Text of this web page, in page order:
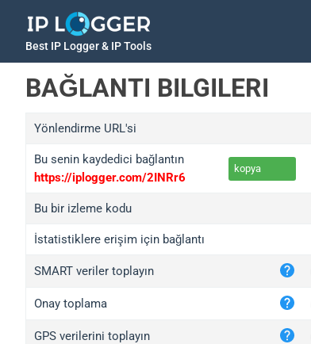
Best IP Logger & IP Tools
BAĞLANTI BILGILERI
Yönlendirme URL'si
Bu senin kaydedici bağlantın
https://iplogger.com/2INRr6
kopya
Bu bir izleme kodu
İstatistiklere erişim için bağlantı
SMART veriler toplayın
Onay toplama
GPS verilerini toplayın